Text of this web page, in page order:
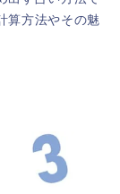
算方法やその魅